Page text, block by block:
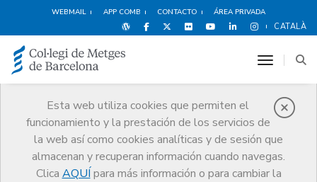
WEBMAIL APP COMB CONTACTO ÁREA PRIVADA
CATALÀ
Esta web utiliza cookies que permiten el
funcionamiento y la prestación de los servicios de
la web así como cookies analíticas y de sesión que
almacenan y recuperan información cuando navegas.
Clica AQUÍ para más información o para cambiar la
toggle
Premios
El CoMB Guardonat Edició 2010